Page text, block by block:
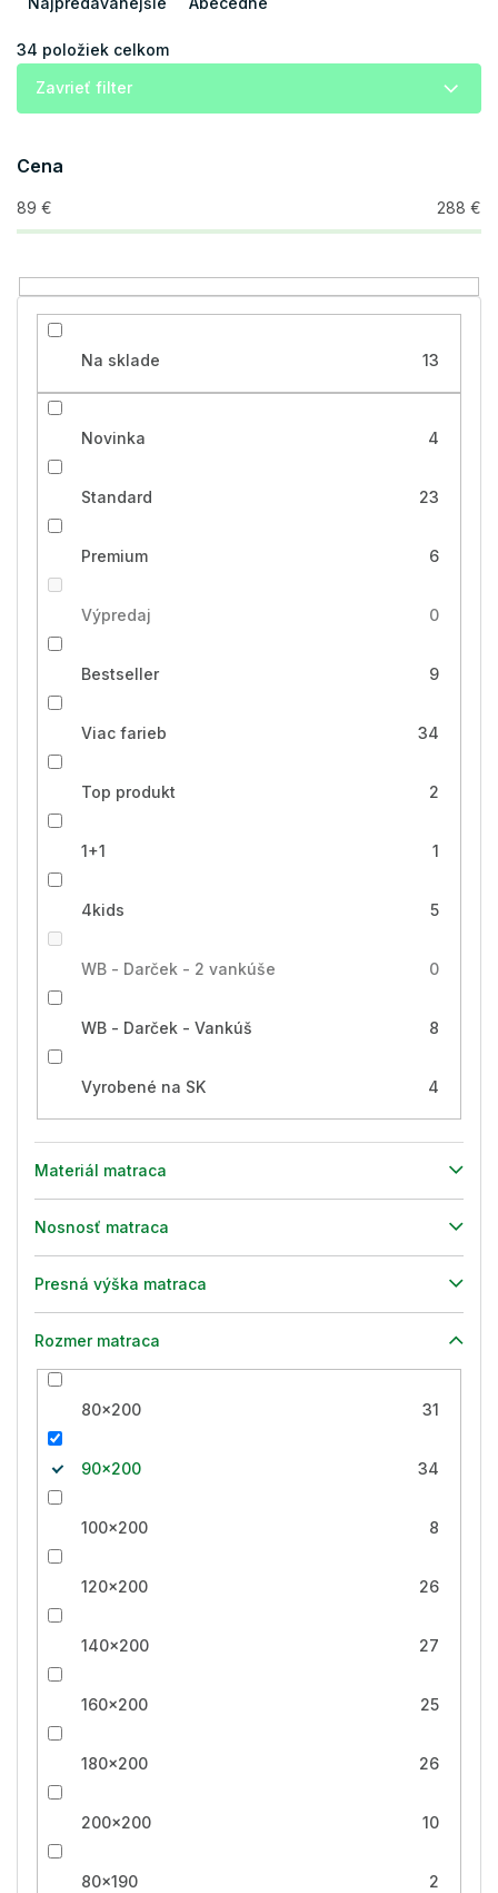
i
d
u
k
o
v
34 položiek celkom
Zavrieť filter
Cena
89 € 288 €
Na sklade 13
Novinka 4
Standard 23
Premium 6
Výpredaj 0
Bestseller 9
Viac farieb 34
Top produkt 2
1+1 1
4kids 5
WB - Darček - 2 vankúše 0
WB - Darček - Vankúš 8
Vyrobené na SK 4
Materiál matraca
Nosnosť matraca
Presná výška matraca
Rozmer matraca
80x200 31
90x200 34
100x200 8
120x200 26
140x200 27
160x200 25
180x200 26
200x200 10
80x190 2